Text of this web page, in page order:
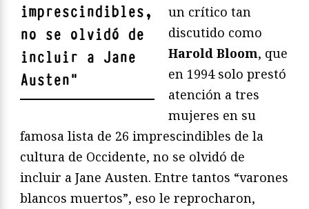
imprescindibles,
no se olvidó de
incluir a Jane
Austen"
un crítico tan
discutido como
Harold Bloom, que
en 1994 solo prestó
atención a tres
mujeres en su
famosa lista de 26 imprescindibles de la
cultura de Occidente, no se olvidó de
incluir a Jane Austen. Entre tantos “varones
blancos muertos”, eso le reprocharon,